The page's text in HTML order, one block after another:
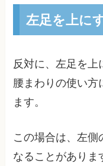
左足を上に
反対に、左足を上
腰まわりの使い方
ます。
この場合は、左側
なることがありま